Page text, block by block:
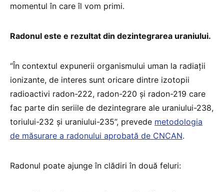
momentul în care îl vom primi.
Radonul este e rezultat din dezintegrarea uraniului.
“În contextul expunerii organismului uman la radiații
ionizante, de interes sunt oricare dintre izotopii
radioactivi radon-222, radon-220 și radon-219 care
fac parte din seriile de dezintegrare ale uraniului-238,
toriului-232 și uraniului-235”, prevede metodologia
de măsurare a radonului aprobată de CNCAN.
Radonul poate ajunge în clădiri în două feluri: